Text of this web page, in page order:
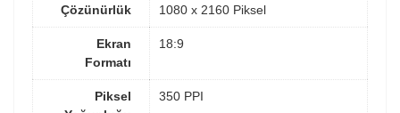
Çözünürlük 1080 x 2160 Piksel
Ekran
Formatı
18:9
Piksel
350 PPI